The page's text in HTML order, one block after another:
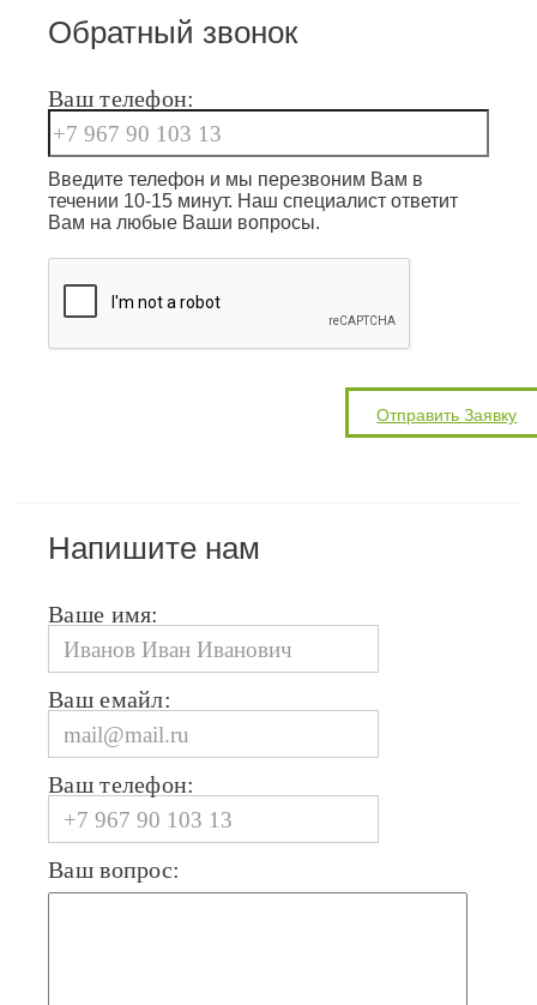
Обратный звонок
Ваш телефон:
Введите телефон и мы перезвоним Вам в
течении 10-15 минут. Наш специалист ответит
Вам на любые Ваши вопросы.
Напишите нам
Ваше имя:
Ваш емайл:
Ваш телефон:
Ваш вопрос: